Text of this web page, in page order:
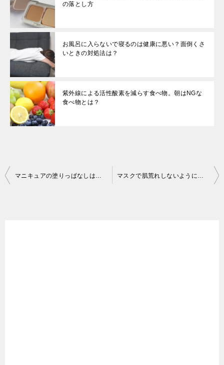
の落とし方
お風呂に入らないで寝るのは健康に悪い？面倒くさ
いときの対処法は？
紫外線による活性酸素を減らす食べ物。朝はNGな
食べ物とは？
投
マニキュアの塗りっぱなしは爪が傷む？落とす頻度と爪のお手入れ方法 マスクで肌荒れしないようにするには？乾燥やかゆみニキビを防ぐ方法